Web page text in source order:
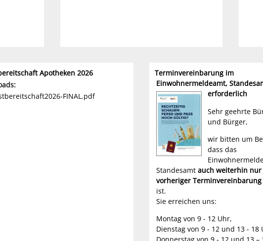
Apotheken 2026
FINAL.pdf
Terminvereinbarung im
Einwohnermeldeamt,
erforderlich
Sehr geehrte
und Bürger,
wir bitten um
dass das
Standesamt auch weiterhin nur
vorheriger Terminvereinbarung
ist.
Sie erreichen uns:
Montag von 9 - 12 Uhr,
Dienstag von 9 - 12 und 13 - 18